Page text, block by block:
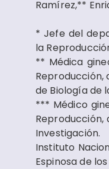
Ramírez,**
* Jefe del
la
** Médica
de Biología de
*** Médico
Investigación.
Instituto
Espinosa de los